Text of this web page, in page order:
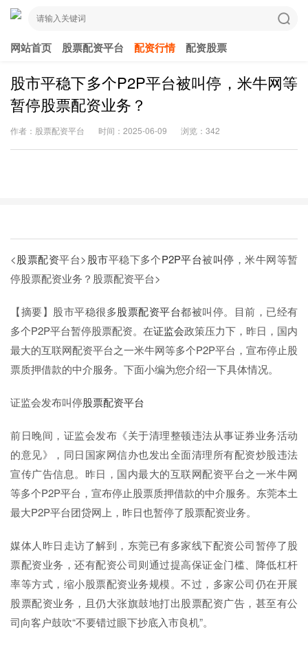
网站首页 股票配资平台 配资行情 配资股票
股市平稳下多个P2P平台被叫停，米牛网等
暂停股票配资业务？
作者：股票配资平台 时间：2025-06-09 浏览：342
<股票配资平台> 股市平稳下多个P2P平台被叫停 ，米牛网等暂
停股票配资业务？ 股票配资平台>
【摘要】股市平稳很多股票配资平台都被叫停。目前，已经有
多个P2P平台暂停股票配资。在证监会政策压力下，昨日，国内
最大的互联网配资平台之一米牛网等多个P2P平台，宣布停止股
票质押借款的中介服务。下面小编为您介绍一下具体情况。
证监会发布叫停股票配资平台
前日晚间，证监会发布《关于清理整顿违法从事证券业务活动
的意见》，同日国家网信办也发出全面清理所有配资炒股违法
宣传广告信息。昨日，国内最大的互联网配资平台之一米牛网
等多个P2P平台，宣布停止股票质押借款的中介服务。东莞本土
最大P2P平台团贷网上，昨日也暂停了股票配资业务。
媒体人昨日走访了解到，东莞已有多家线下配资公司暂停了股
票配资业务，还有配资公司则通过提高保证金门槛、降低杠杆
率等方式，缩小股票配资业务规模。不过，多家公司仍在开展
股票配资业务，且仍大张旗鼓地打出股票配资广告，甚至有公
司向客户鼓吹“不要错过眼下抄底入市良机”。